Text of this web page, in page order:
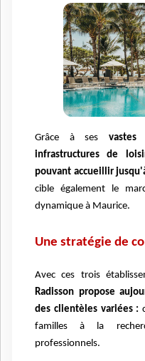
Grâce à ses
infrastructures de
pouvant accueillir
cible également le
dynamique à Maurice.
Une stratégie de
Avec ces trois
Radisson propose
des clientèles variées :
familles à la
professionnels.